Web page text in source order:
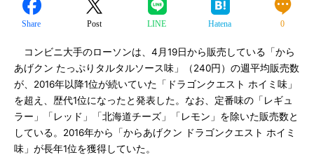
Share Post LINE Hatena 0
コンビニ大手のローソンは、4月19日から販売している「から
あげクン たっぷりタルタルソース味」（240円）の週平均販売数
が、2016年以降1位が続いていた「ドラゴンクエスト ホイミ味」
を超え、歴代1位になったと発表した。なお、定番味の「レギュ
ラー」「レッド」「北海道チーズ」「レモン」を除いた販売数と
している。2016年から「からあげクン ドラゴンクエスト ホイミ
味」が長年1位を獲得していた。